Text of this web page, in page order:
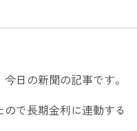
日の新聞の記事です。
で長期金利に連動する